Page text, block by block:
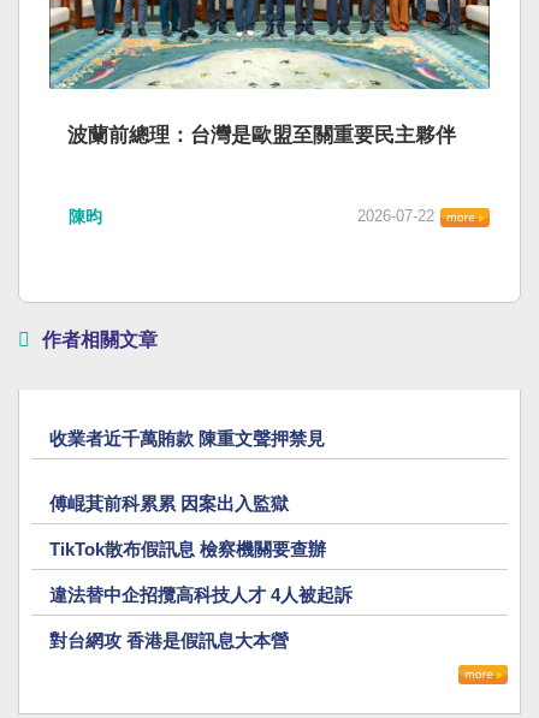
波蘭前總理：台灣是歐盟至關重要民主夥伴
陳昀 2026-07-22
作者相關文章
收業者近千萬賄款 陳重文聲押禁見
傅崐萁前科累累 因案出入監獄
TikTok散布假訊息 檢察機關要查辦
違法替中企招攬高科技人才 4人被起訴
對台網攻 香港是假訊息大本營